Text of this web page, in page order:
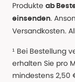
Produkte ab
einsenden.
Versandkosten.
¹ Bei Bestellung
erhalten Sie pro
mindestens 2,50